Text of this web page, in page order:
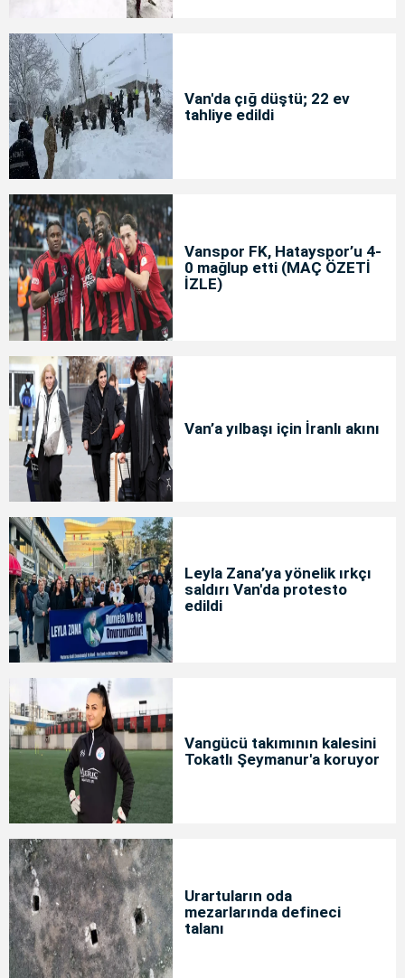
Van'da çığ düştü; 22 ev
tahliye edildi
Vanspor FK, Hatayspor’u 4-
0 mağlup etti (MAÇ ÖZETİ
İZLE)
Van’a yılbaşı için İranlı akını
Leyla Zana’ya yönelik ırkçı
saldırı Van'da protesto
edildi
Vangücü takımının kalesini
Tokatlı Şeymanur'a koruyor
Urartuların oda
mezarlarında defineci
talanı